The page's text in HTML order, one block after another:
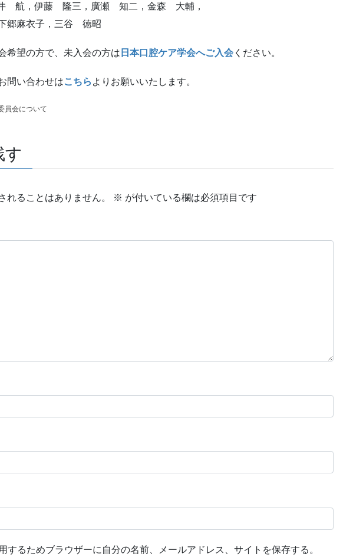
航，伊藤 隆三，廣瀬 知二，金森 大輔，
衣子，三谷 徳昭
希望の方で、未入会の方は 日本口腔ケア学会へご入会 ください。
問い合わせはこちら よりお願いいたします。
員会について
す
れることはありません。 ※ が付いている欄は必須項目です
するためブラウザーに自分の名前、メールアドレス、サイトを保存する。